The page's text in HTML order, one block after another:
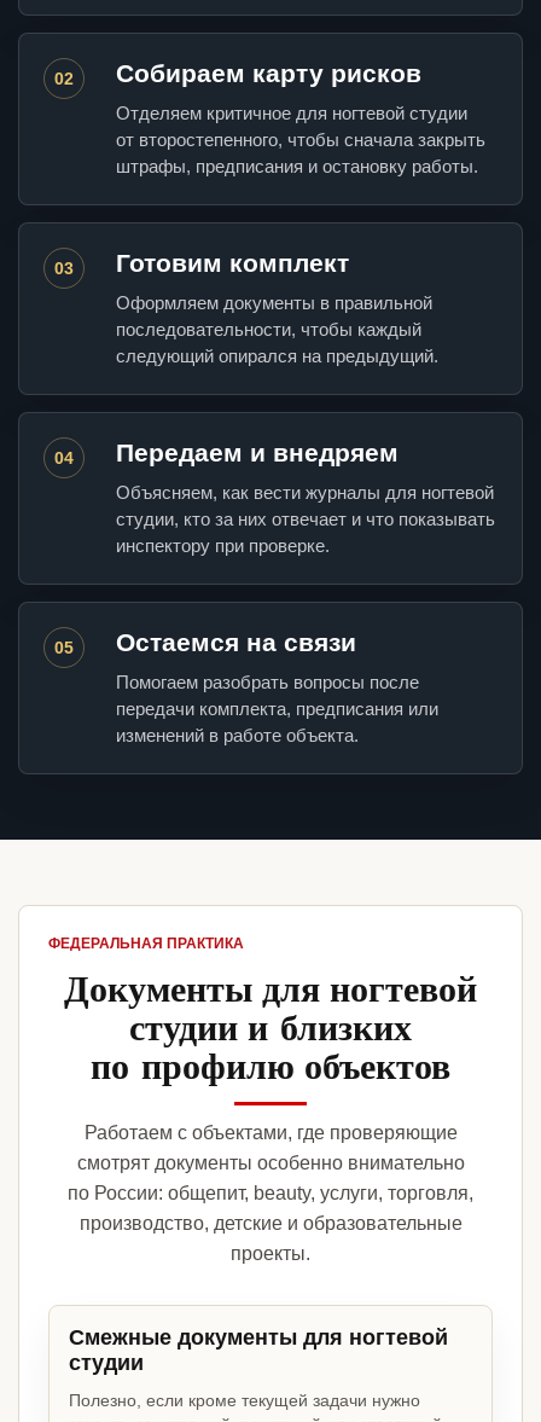
02 Собираем карту рисков
Отделяем критичное для ногтевой студии
от второстепенного, чтобы сначала закрыть
штрафы, предписания и остановку работы.
03 Готовим комплект
Оформляем документы в правильной
последовательности, чтобы каждый
следующий опирался на предыдущий.
04 Передаем и внедряем
Объясняем, как вести журналы для ногтевой
студии, кто за них отвечает и что показывать
инспектору при проверке.
05 Остаемся на связи
Помогаем разобрать вопросы после
передачи комплекта, предписания или
изменений в работе объекта.
ФЕДЕРАЛЬНАЯ ПРАКТИКА
Документы для ногтевой
студии и близких
по профилю объектов
Работаем с объектами, где проверяющие
смотрят документы особенно внимательно
по России: общепит, beauty, услуги, торговля,
производство, детские и образовательные
проекты.
Смежные документы для ногтевой
студии
Полезно, если кроме текущей задачи нужно